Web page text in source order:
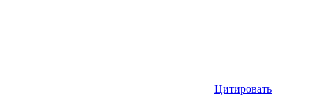
Цитировать